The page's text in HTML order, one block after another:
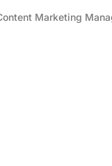
Marketing